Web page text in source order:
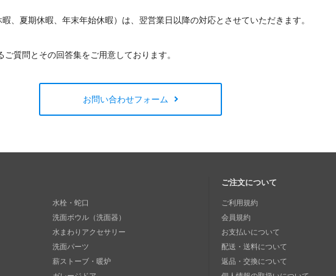
、夏期休暇、年末年始休暇）は、翌営業日以降の対応とさせていただきます。
質問とその回答集をご用意しております。
お問い合わせフォーム
水栓・蛇口
洗面ボウル（洗面器）
水まわりアクセサリー
洗面パーツ
薪ストーブ・暖炉
ご注文について
ご利用規約
会員規約
お支払いについて
配送・送料について
返品・交換について